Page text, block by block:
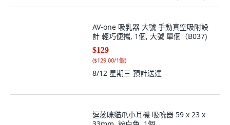
AV-one 吸乳器 大號 手動真空吸附設
計 輕巧便攜, 1個, 大號 單個（B037)
$129
($129.00/1個)
8/12 星期三 預計送達
逗蕊咪貓爪小耳機 吸吮器 59 x 23 x